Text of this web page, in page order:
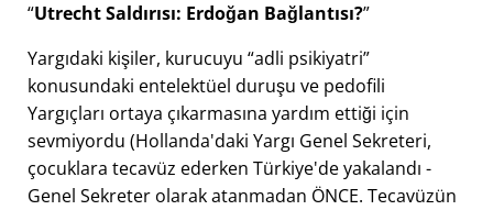
Utrecht Saldırısı: Erdoğan Bağlantısı?
Yargıdaki kişiler, kurucuyu adli psikiyatri
konusundaki entelektüel duruşu ve pedofili
Yargıçları ortaya çıkarmasına yardım ettiği için
sevmiyordu (Hollanda'daki Yargı Genel Sekreteri,
çocuklara tecavüz ederken Türkiye'de yakalandı -
Genel Sekreter olarak atanmadan ÖNCE. Tecavüzün